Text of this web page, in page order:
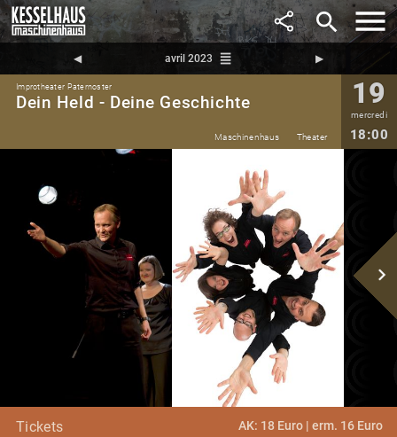
search
◀︎ avril 2023 reorder ▶︎
Improtheater Paternoster
Dein Held - Deine Geschichte 19
mercredi
18:00
Maschinenhaus Theater
navigate_next
Tickets AK: 18 Euro | erm. 16 Euro